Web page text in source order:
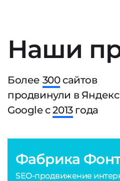
Наши
Более 300сайтов
продвинули в
Google с2013года
Фабрика
SEO-продвижение